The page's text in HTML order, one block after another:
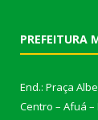
PREFEITURA
End.: Praça
Centro – Afuá –